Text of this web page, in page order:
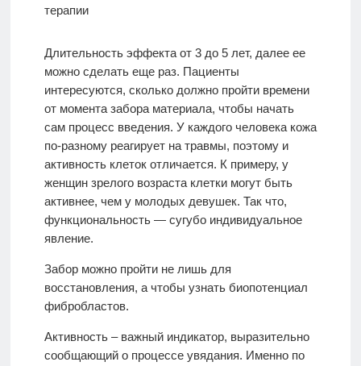
Длительность эффекта от 3 до 5 лет, далее ее
можно сделать еще раз. Пациенты
интересуются, сколько должно пройти времени
от момента забора материала, чтобы начать
сам процесс введения. У каждого человека кожа
по-разному реагирует на травмы, поэтому и
активность клеток отличается. К примеру, у
женщин зрелого возраста клетки могут быть
активнее, чем у молодых девушек. Так что,
функциональность — сугубо индивидуальное
явление.
Забор можно пройти не лишь для
восстановления, а чтобы узнать биопотенциал
фибробластов.
Активность – важный индикатор, выразительно
сообщающий о процессе увядания. Именно по